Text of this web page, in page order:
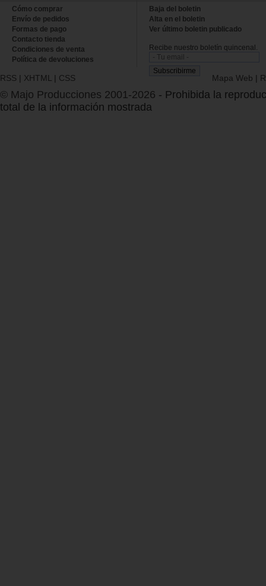
Cómo comprar
Envío de pedidos
Formas de pago
Contacto tienda
Condiciones de venta
Política de devoluciones
Baja del boletin
Alta en el boletin
Ver último boletin publicado
Recibe nuestro boletín quincenal.
RSS | XHTML | CSS Mapa Web |
© Majo Producciones 2001-2026 - Prohibida la
total de la información mostrada